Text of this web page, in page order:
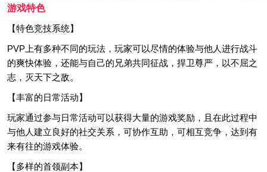
游戏特色
【特色竞技系统】
PVP上有多种不同的玩法，玩家可以尽情的体验与他人进行战斗
的爽快体验，还能与自己的兄弟共同征战，捍卫尊严，以不屈之
志，灭天下之敌。
【丰富的日常活动】
玩家通过参与日常活动可以获得大量的游戏奖励，且在此过程中
与他人建立良好的社交关系，可协作互助，可相互竞争，达到有
来有往的游戏体验。
【多样的首领副本】